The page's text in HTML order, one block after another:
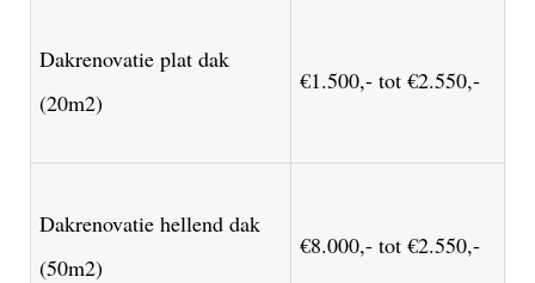
Dakrenovatie plat dak
(20m2)
€1.500,- tot €2.550,-
Dakrenovatie hellend dak
(50m2)
€8.000,- tot €2.550,-